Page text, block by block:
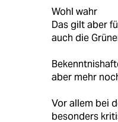
Wohl wahr
Das gilt aber
auch die
aber mehr
Vor allem bei
besonders